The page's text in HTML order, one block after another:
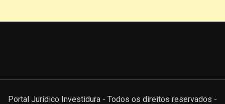
Portal Jurídico Investidura - Todos os direitos reservados -